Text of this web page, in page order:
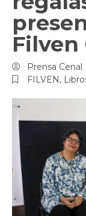
Filven
Prensa Cenal
FILVEN ,